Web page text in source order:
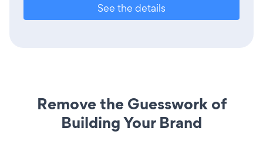
See the details
Remove the Guesswork of
Building Your Brand